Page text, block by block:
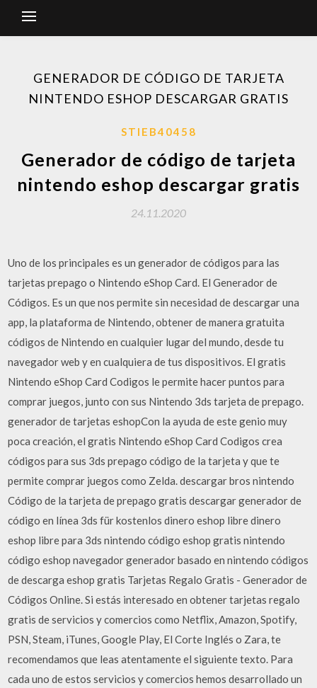
GENERADOR DE CÓDIGO DE TARJETA
NINTENDO ESHOP DESCARGAR GRATIS
STIEB40458
Generador de código de tarjeta
nintendo eshop descargar gratis
24.11.2020
Uno de los principales es un generador de códigos para las
tarjetas prepago o Nintendo eShop Card. El Generador de
Códigos. Es un que nos permite sin necesidad de descargar una
app, la plataforma de Nintendo, obtener de manera gratuita
códigos de Nintendo en cualquier lugar del mundo, desde tu
navegador web y en cualquiera de tus dispositivos. El gratis
Nintendo eShop Card Codigos le permite hacer puntos para
comprar juegos, junto con sus Nintendo 3ds tarjeta de prepago.
generador de tarjetas eshopCon la ayuda de este genio muy
poca creación, el gratis Nintendo eShop Card Codigos crea
códigos para sus 3ds prepago código de la tarjeta y que te
permite comprar juegos como Zelda. descargar bros nintendo
Código de la tarjeta de prepago gratis descargar generador de
código en línea 3ds für kostenlos dinero eshop libre dinero
eshop libre para 3ds nintendo código eshop gratis nintendo
código eshop navegador generador basado en nintendo códigos
de descarga eshop gratis Tarjetas Regalo Gratis - Generador de
Códigos Online. Si estás interesado en obtener tarjetas regalo
gratis de servicios y comercios como Netflix, Amazon, Spotify,
PSN, Steam, iTunes, Google Play, El Corte Inglés o Zara, te
recomendamos que leas atentamente el siguiente texto. Para
cada uno de estos servicios y comercios hemos desarrollado un